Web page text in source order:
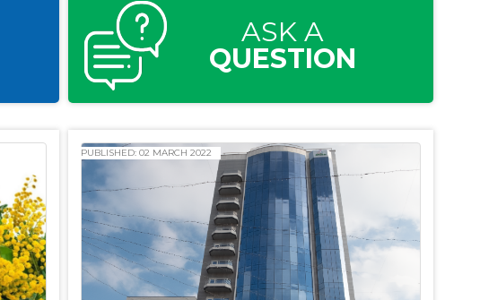
ASK A
QUESTION
PUBLISHED: 02 MARCH 2022